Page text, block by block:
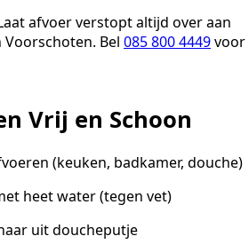
afvoer verstopt altijd over aan
Bel 085 800 4449voor
Vrij en Schoon
(keuken, badkamer, douche)
heet water (tegen vet)
uit doucheputje